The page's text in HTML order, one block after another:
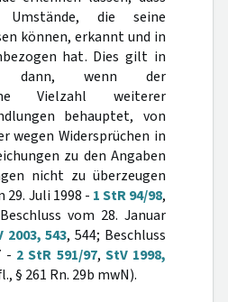
die seine
können, erkannt und in
hat. Dies gilt in
dann, wenn der
Vielzahl weiterer
behauptet, von
wegen Widersprüchen in
zu den Angaben
nicht zu überzeugen
Juli 1998 - 1 StR 94/98,
vom 28. Januar
2003, 543, 544; Beschluss
- 2 StR 591/97, StV 1998,
§ 261 Rn. 29b mwN).